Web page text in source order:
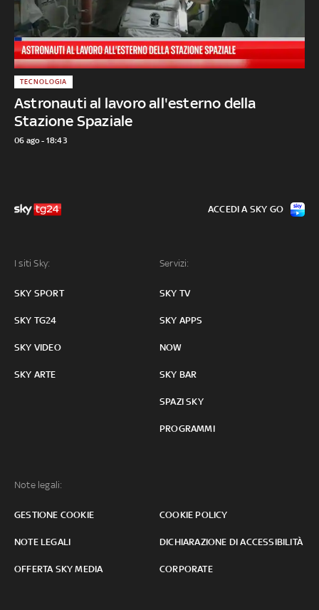
Astronauti al lavoro all'esterno della
Stazione Spaziale
TECNOLOGIA
06 ago - 18:43
I siti Sky:
SKY SPORT
SKY TG24
SKY VIDEO
SKY ARTE
Servizi:
SKY TV
SKY APPS
NOW
SKY BAR
SPAZI SKY
PROGRAMMI
Note legali:
GESTIONE COOKIE COOKIE POLICY
NOTE LEGALI DICHIARAZIONE DI ACCESSIBILITÀ
OFFERTA SKY MEDIA CORPORATE
ACCEDI A SKY GO